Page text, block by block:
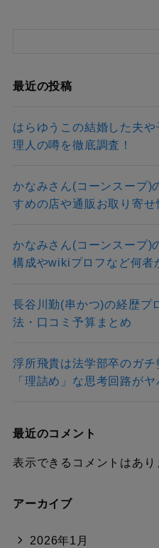
最近の投稿
はらゆうこの結婚した夫
理人の噂を徹底調査！
かなみさん(コーンスープ)
すめの店や通販お取り寄せ
かなみさん(コーンスープ)
構成やwikiプロフなど何者
長谷川勤(串かつ)の経歴プ
法・口コミ予算まとめ
浮所飛貴は法学部卒のガ
「理詰め」な思考回路が
最近のコメント
表示できるコメントはあり
アーカイブ
2026年1月